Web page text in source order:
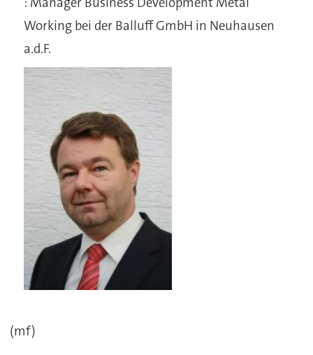
Working bei der Balluff GmbH in Neuhausen
a.d.F.
(mf)